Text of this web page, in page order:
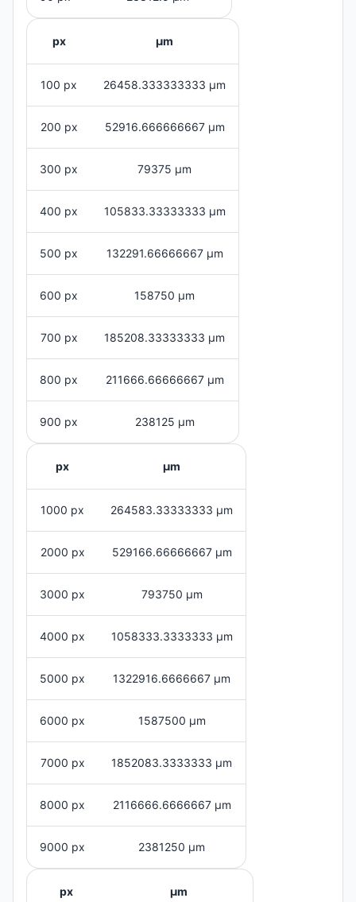
px μm
100 px 26458.333333333 μm
200 px 52916.666666667 μm
300 px 79375 μm
400 px 105833.33333333 μm
500 px 132291.66666667 μm
600 px 158750 μm
700 px 185208.33333333 μm
800 px 211666.66666667 μm
900 px 238125 μm
px μm
1000 px 264583.33333333 μm
2000 px 529166.66666667 μm
3000 px 793750 μm
4000 px 1058333.3333333 μm
5000 px 1322916.6666667 μm
6000 px 1587500 μm
7000 px 1852083.3333333 μm
8000 px 2116666.6666667 μm
9000 px 2381250 μm
px μm